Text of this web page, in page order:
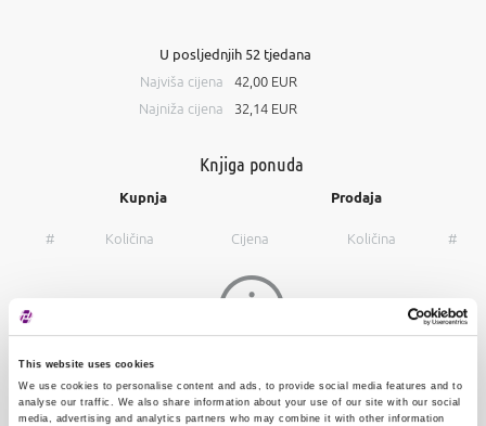
This website uses cookies
We use cookies to personalise content and ads, to provide social media features and to
analyse our traffic. We also share information about your use of our site with our social
media, advertising and analytics partners who may combine it with other information
U posljednjih 52 tjedana
Najviša cijena
42,00 EUR
Najniža cijena
32,14 EUR
Knjiga ponuda
Kupnja Prodaja
# Količina Cijena Količina #